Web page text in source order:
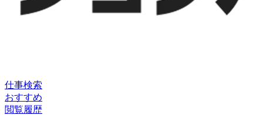
仕事検索
おすすめ
閲覧履歴